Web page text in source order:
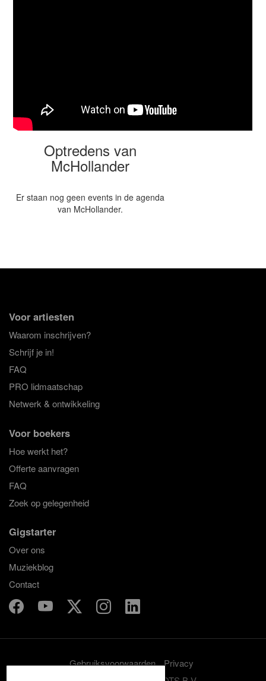
Optredens van
McHollander
Er staan nog geen events in de agenda
van McHollander.
Voor artiesten
Waarom inschrijven?
Schrijf je in!
FAQ
PRO lidmaatschap
Netwerk & ontwikkeling
Voor boekers
Hoe werkt het?
Offerte aanvragen
FAQ
Zoek op gelegenheid
Gigstarter
Over ons
Muziekblog
Contact
Gebruiksvoorwaarden
Privacy